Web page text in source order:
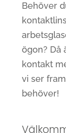
Behöver
ögon? Då
kontakt
vi ser
behöver!